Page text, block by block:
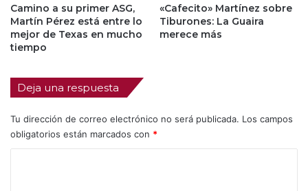
Camino a su primer ASG,
Martín Pérez está entre lo
mejor de Texas en mucho
tiempo
«Cafecito» Martínez sobre
Tiburones: La Guaira
merece más
Deja una respuesta
Tu dirección de correo electrónico no será publicada. Los campos
obligatorios están marcados con *